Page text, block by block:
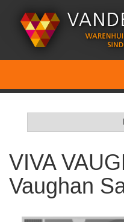
VIVA
Vaughan